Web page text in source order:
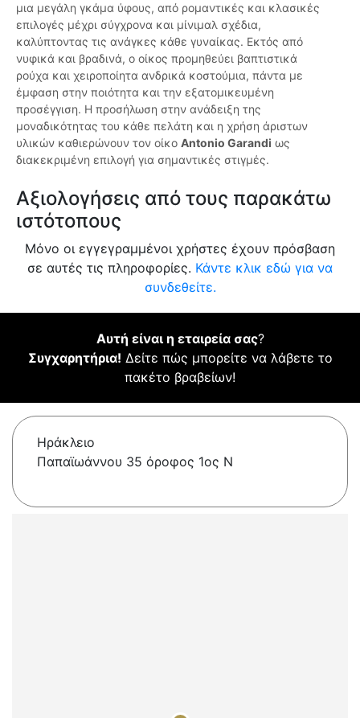
μια μεγάλη γκάμα ύφους, από ρομαντικές και κλασικές
επιλογές μέχρι σύγχρονα και μίνιμαλ σχέδια,
καλύπτοντας τις ανάγκες κάθε γυναίκας. Εκτός από
νυφικά και βραδινά, ο οίκος προμηθεύει βαπτιστικά
ρούχα και χειροποίητα ανδρικά κοστούμια, πάντα με
έμφαση στην ποιότητα και την εξατομικευμένη
προσέγγιση. Η προσήλωση στην ανάδειξη της
μοναδικότητας του κάθε πελάτη και η χρήση άριστων
υλικών καθιερώνουν τον οίκο Antonio Garandi ως
διακεκριμένη επιλογή για σημαντικές στιγμές.
Αξιολογήσεις από τους παρακάτω
ιστότοπους
Μόνο οι εγγεγραμμένοι χρήστες έχουν πρόσβαση
σε αυτές τις πληροφορίες. Κάντε κλικ εδώ για να
συνδεθείτε.
Αυτή είναι η εταιρεία σας?
Συγχαρητήρια! Δείτε πώς μπορείτε να λάβετε το
πακέτο βραβείων!
Ηράκλειο
Παπαϊωάννου 35 όροφος 1ος Ν